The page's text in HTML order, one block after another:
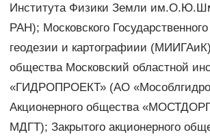
Института Физики Земли
РАН); Московского
геодезии и картографиии
общества Московский областной
«ГИДРОПРОЕКТ» (АО
Акционерного общества
МДГТ); Закрытого акционерного